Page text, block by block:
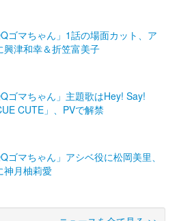
ゴマちゃん」1話の場面カット、ア
興津和幸＆折笠富美子
ゴマちゃん」主題歌はHey! Say!
CUTE」、PVで解禁
ゴマちゃん」アシベ役に松岡美里、
神月柚莉愛